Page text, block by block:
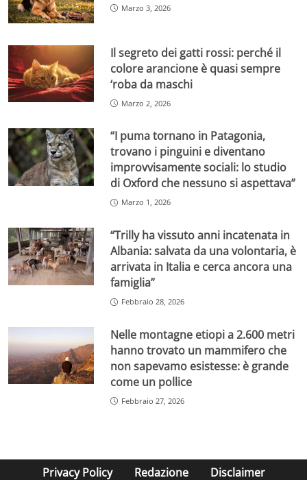
Marzo 3, 2026
Il segreto dei gatti rossi: perché il
colore arancione è quasi sempre
‘roba da maschi
Marzo 2, 2026
“I puma tornano in Patagonia,
trovano i pinguini e diventano
improvvisamente sociali: lo studio
di Oxford che nessuno si aspettava”
Marzo 1, 2026
“Trilly ha vissuto anni incatenata in
Albania: salvata da una volontaria, è
arrivata in Italia e cerca ancora una
famiglia”
Febbraio 28, 2026
Nelle montagne etiopi a 2.600 metri
hanno trovato un mammifero che
non sapevamo esistesse: è grande
come un pollice
Febbraio 27, 2026
Privacy Policy Redazione Disclaimer